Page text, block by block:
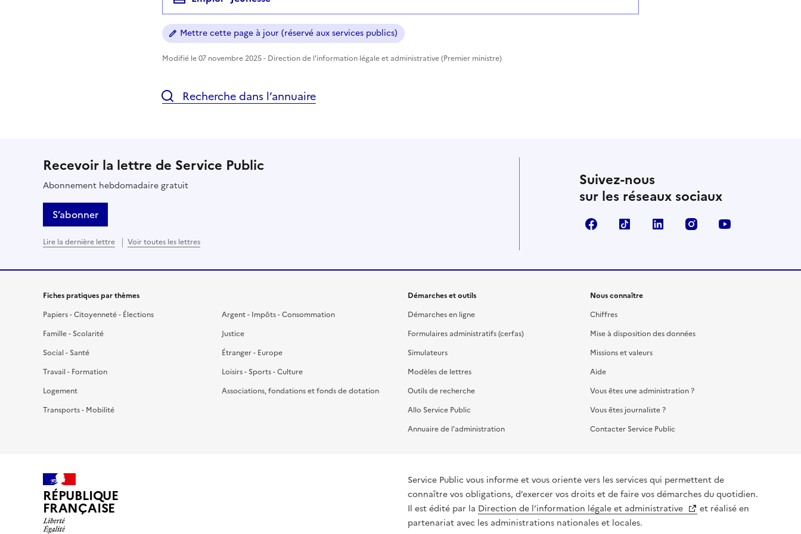
Mettre cette page à jour (réservé aux services publics)
Modifié le 07 novembre 2025 - Direction de l'information légale et administrative (Premier ministre)
Recherche dans l’annuaire
Recevoir la lettre de Service Public
Abonnement hebdomadaire gratuit
S’abonner
Lire la dernière lettre Voir toutes les lettres
Suivez-nous
sur les réseaux sociaux
FacebookTikTok LinkedIn Instagram
Fiches pratiques par thèmes
Papiers - Citoyenneté - Élections
Famille - Scolarité
Social - Santé
Travail - Formation
Logement
Transports - Mobilité
Argent - Impôts - Consommation
Justice
Étranger - Europe
Loisirs - Sports - Culture
Associations, fondations et fonds de dotation
Démarches et outils
Démarches en ligne
Formulaires administratifs (cerfas)
Simulateurs
Modèles de lettres
Outils de recherche
Allo Service Public
Annuaire de l'administration
Nous connaître
Chiffres
Mise à disposition des données
Missions et valeurs
Aide
Vous êtes une administration ?
Vous êtes journaliste ?
Contacter Service Public
RÉPUBLIQUE
FRANÇAISE
Service Public vous informe et vous oriente vers les services qui permettent de
connaître vos obligations, d’exercer vos droits et de faire vos démarches du quotidien.
Il est édité par la Direction de l’information légale et administrative
et réalisé en
partenariat avec les administrations nationales et locales.